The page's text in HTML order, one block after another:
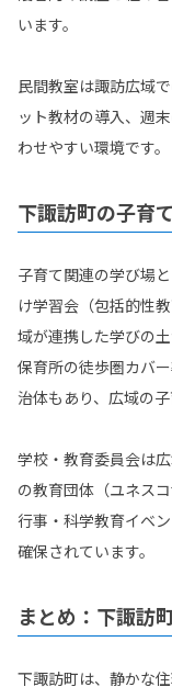
います。
民間教室は諏訪広域
ット教材の導入、週
わせやすい環境です。
下諏訪町の子育
子育て関連の学び場
け学習会（包括的性
域が連携した学びの
保育所の徒歩圏カバ
治体もあり、広域の
学校・教育委員会は
の教育団体（ユネス
行事・科学教育イベ
確保されています。
まとめ：下諏訪
下諏訪町は、静かな